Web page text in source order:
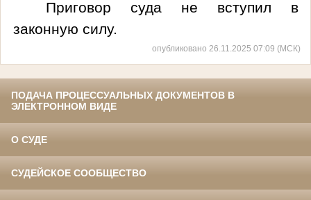
Приговор суда не вступил в
законную силу.
опубликовано 26.11.2025 07:09 (МСК)
ПОДАЧА ПРОЦЕССУАЛЬНЫХ ДОКУМЕНТОВ В
ЭЛЕКТРОННОМ ВИДЕ
О СУДЕ
СУДЕЙСКОЕ СООБЩЕСТВО